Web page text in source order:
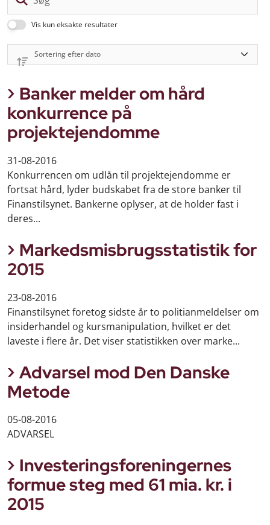
Vis kun eksakte resultater
Banker melder om hård
konkurrence på
projektejendomme
31-08-2016
Konkurrencen om udlån til projektejendomme er
fortsat hård, lyder budskabet fra de store banker til
Finanstilsynet. Bankerne oplyser, at de holder fast i
deres...
Markedsmisbrugsstatistik for
2015
23-08-2016
Finanstilsynet foretog sidste år to politianmeldelser om
insiderhandel og kursmanipulation, hvilket er det
laveste i flere år. Det viser statistikken over marke...
Advarsel mod Den Danske
Metode
05-08-2016
ADVARSEL
Investeringsforeningernes
formue steg med 61 mia. kr. i
2015